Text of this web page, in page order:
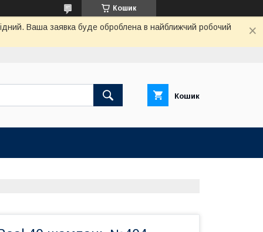
Кошик
Ваша заявка буде оброблена в найближчий робочий
Кошик